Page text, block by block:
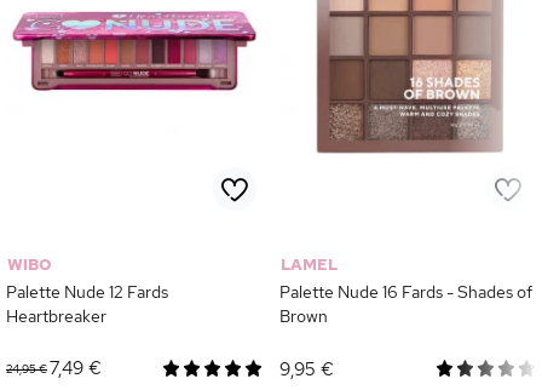
WIBO
Palette Nude 12 Fards
Heartbreaker
24,95 €7,49 €
LAMEL
Palette Nude 16 Fards - Shades of
Brown
9,95 €